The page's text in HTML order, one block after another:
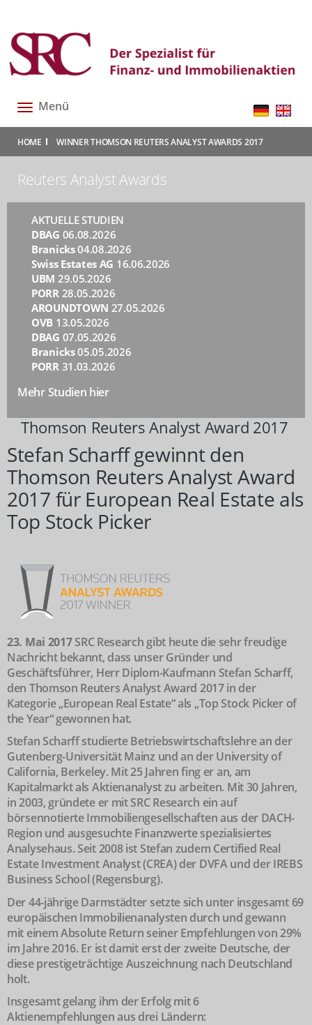
Toggle
navigation
Menü
HOME | WINNER THOMSON REUTERS ANALYST AWARDS 2017
Reuters Analyst Awards
AKTUELLE STUDIEN
DBAG 06.08.2026
Branicks04.08.2026
Swiss Estates AG 16.06.2026
UBM 29.05.2026
PORR28.05.2026
AROUNDTOWN 27.05.2026
OVB 13.05.2026
DBAG 07.05.2026
Branicks05.05.2026
PORR31.03.2026
Mehr Studien hier
Thomson Reuters Analyst Award 2017
Stefan Scharff gewinnt den
Thomson Reuters Analyst Award
2017 für European Real Estate als
Top Stock Picker
23. Mai 2017SRC Research gibt heute die sehr freudige
Nachricht bekannt, dass unser Gründer und
Geschäftsführer, Herr Diplom-Kaufmann Stefan Scharff,
den Thomson Reuters Analyst Award 2017 in der
Kategorie „European Real Estate“ als „Top Stock Picker of
the Year“ gewonnen hat.
Stefan Scharff studierte Betriebswirtschaftslehre an der
Gutenberg-Universität Mainz und an der University of
California, Berkeley. Mit 25 Jahren fing er an, am
Kapitalmarkt als Aktienanalyst zu arbeiten. Mit 30 Jahren,
in 2003, gründete er mit SRC Research ein auf
börsennotierte Immobiliengesellschaften aus der DACH-
Region und ausgesuchte Finanzwerte spezialisiertes
Analysehaus. Seit 2008 ist Stefan zudem Certified Real
Estate Investment Analyst (CREA) der DVFA und der IREBS
Business School (Regensburg).
Der 44-jährige Darmstädter setzte sich unter insgesamt 69
europäischen Immobilienanalysten durch und gewann
mit einem Absolute Return seiner Empfehlungen von 29%
im Jahre 2016. Er ist damit erst der zweite Deutsche, der
diese prestigeträchtige Auszeichnung nach Deutschland
holt.
Insgesamt gelang ihm der Erfolg mit 6
Aktienempfehlungen aus drei Ländern: